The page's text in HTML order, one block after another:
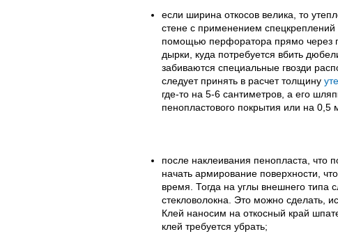
если ширина откосов велика, то
стене с применением спецкреплений
помощью перфоратора прямо через
дырки, куда потребуется вбить
забиваются специальные гвозди
следует принять в расчет толщину
где-то на 5-6 сантиметров, а его
пенопластового покрытия или на 0,5
после наклеивания пенопласта, что
начать армирование поверхности,
время. Тогда на углы внешнего типа
стекловолокна. Это можно сделать,
Клей наносим на откосный край
клей требуется убрать;